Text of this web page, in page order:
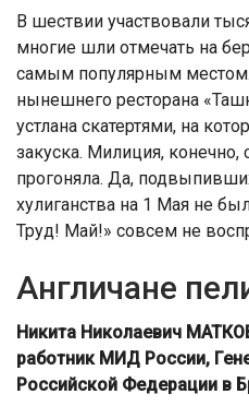
В шествии участвовали
многие шли отмечать на
самым популярным местом.
нынешнего ресторана
устлана скатертями, на
закуска. Милиция,
прогоняла. Да,
хулиганства на 1 Мая не
Труд! Май!» совсем не
Англичане
Никита Николаевич
работник МИД России,
Российской Федерации в